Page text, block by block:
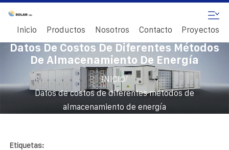
Inicio Productos Nosotros Contacto Proyectos
Datos De Costos De Diferentes Métodos
De Almacenamiento De Energía
INICIO/
Datos de costos de diferentes métodos de
almacenamiento de energía
Etiquetas: